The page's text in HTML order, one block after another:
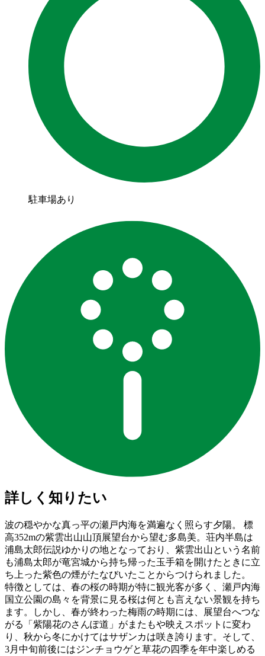
駐車場あり
詳しく知りたい
波の穏やかな真っ平の瀬戸内海を満遍なく照らす夕陽。 標
高352mの紫雲出山山頂展望台から望む多島美。荘内半島は
浦島太郎伝説ゆかりの地となっており、紫雲出山という名前
も浦島太郎が竜宮城から持ち帰った玉手箱を開けたときに立
ち上った紫色の煙がたなびいたことからつけられました。
特徴としては、春の桜の時期が特に観光客が多く、瀬戸内海
国立公園の島々を背景に見る桜は何とも言えない景観を持ち
ます。しかし、春が終わった梅雨の時期には、展望台へつな
がる「紫陽花のさんぽ道」がまたもや映えスポットに変わ
り、秋から冬にかけてはサザンカは咲き誇ります。そして、
3月中旬前後にはジンチョウゲと草花の四季を年中楽しめる